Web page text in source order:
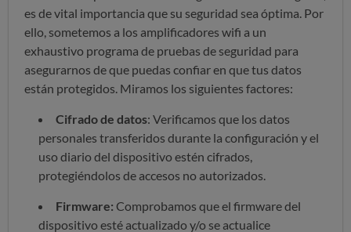
es de vital importancia que su seguridad sea óptima. Por
ello, sometemos a los amplificadores wifi a un
exhaustivo programa de pruebas de seguridad para
asegurarnos de que puedas confiar en que tus datos
están protegidos. Miramos los siguientes factores:
Cifrado de datos: Verificamos que los datos
personales transferidos durante la configuración y el
uso diario del dispositivo estén cifrados,
protegiéndolos de accesos no autorizados.
Firmware: Comprobamos que el firmware del
dispositivo esté actualizado y/o se actualice